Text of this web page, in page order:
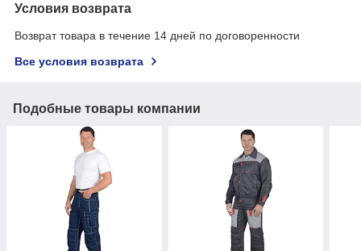
Условия возврата
Возврат товара в течение 14 дней по договоренности
Все условия возврата
Подобные товары компании